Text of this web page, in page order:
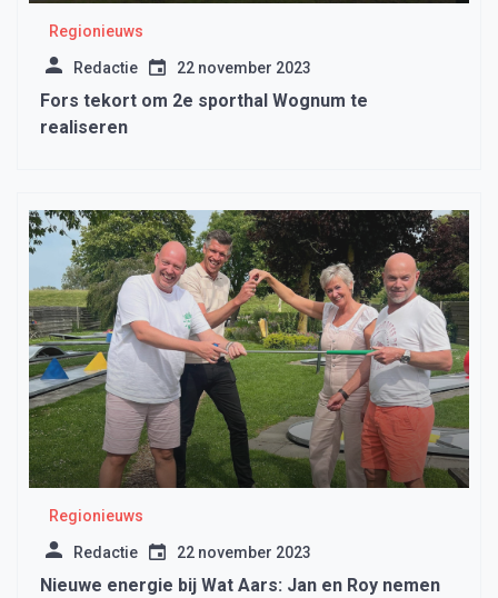
Regionieuws
Redactie 22 november 2023
Fors tekort om 2e sporthal Wognum te
realiseren
Regionieuws
Redactie 22 november 2023
Nieuwe energie bij Wat Aars: Jan en Roy nemen